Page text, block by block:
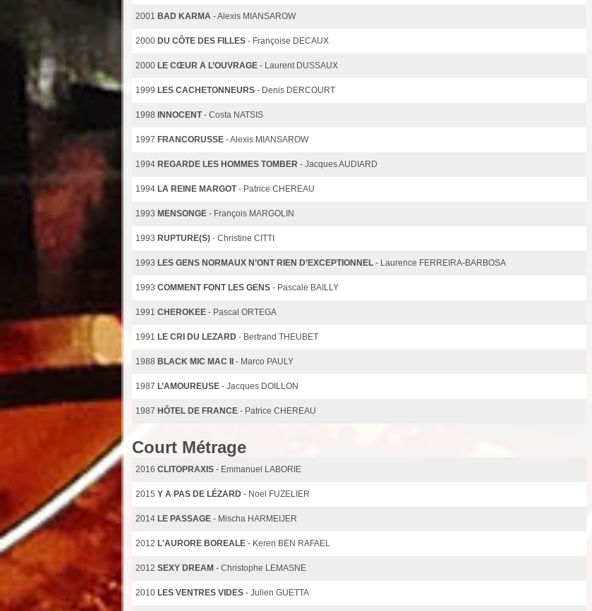
2001 BAD KARMA - Alexis MIANSAROW
2000 DU CÔTE DES FILLES - Françoise DECAUX
2000 LE CŒUR A L’OUVRAGE - Laurent DUSSAUX
1999 LES CACHETONNEURS - Denis DERCOURT
1998 INNOCENT - Costa NATSIS
1997 FRANCORUSSE - Alexis MIANSAROW
1994 REGARDE LES HOMMES TOMBER - Jacques AUDIARD
1994 LA REINE MARGOT - Patrice CHEREAU
1993 MENSONGE - François MARGOLIN
1993 RUPTURE(S) - Christine CITTI
1993 LES GENS NORMAUX N’ONT RIEN D’EXCEPTIONNEL - Laurence FERREIRA-BARBOSA
1993 COMMENT FONT LES GENS - Pascale BAILLY
1991 CHEROKEE - Pascal ORTEGA
1991 LE CRI DU LEZARD - Bertrand THEUBET
1988 BLACK MIC MAC II - Marco PAULY
1987 L’AMOUREUSE - Jacques DOILLON
1987 HÔTEL DE FRANCE - Patrice CHEREAU
Court Métrage
2016 CLITOPRAXIS - Emmanuel LABORIE
2015 Y A PAS DE LÉZARD - Noel FUZELIER
2014 LE PASSAGE - Mischa HARMEIJER
2012 L'AURORE BOREALE - Keren BEN RAFAEL
2012 SEXY DREAM - Christophe LEMASNE
2010 LES VENTRES VIDES - Julien GUETTA